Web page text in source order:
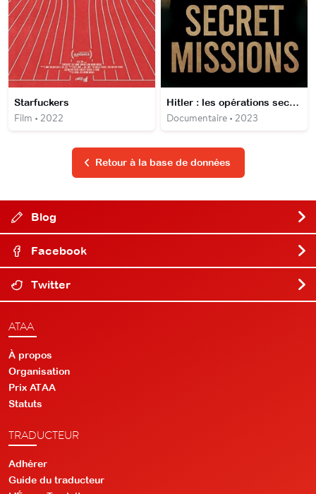
Starfuckers
Film • 2022
Hitler : les opérations secrètes nazies
Documentaire • 2023
Retour à la base de données
Blog
Facebook
Twitter
ATAA
À propos
Organisation
Prix ATAA
Statuts
TRADUCTEUR
Adhérer
Guide du traducteur